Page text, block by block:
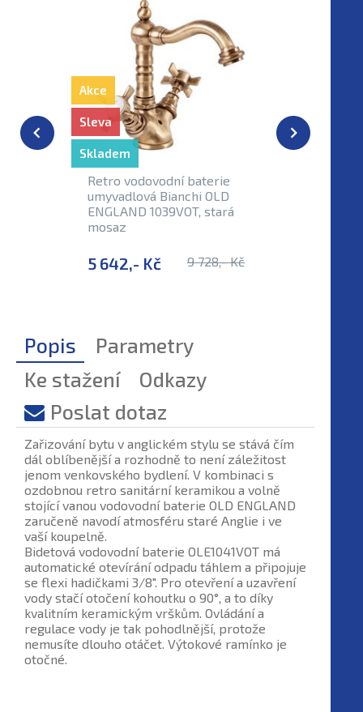
Retro vodovodní baterie
umyvadlová Bianchi OLD
ENGLAND 1039VOT, stará
mosaz
5 642,- Kč 9 728,- Kč
Akce
Sleva
Skladem
Popis
Parametry
Ke stažení
Odkazy
Poslat dotaz
Zařizování bytu v anglickém stylu se stává čím
dál oblíbenější a rozhodně to není záležitost
jenom venkovského bydlení. V kombinaci s
ozdobnou retro sanitární keramikou a volně
stojící vanou vodovodní baterie OLD ENGLAND
zaručeně navodí atmosféru staré Anglie i ve
vaší koupelně.
Bidetová vodovodní baterie OLE1041VOT má
automatické otevírání odpadu táhlem a připojuje
se flexi hadičkami 3/8". Pro otevření a uzavření
vody stačí otočení kohoutku o 90°, a to díky
kvalitním keramickým vrškům. Ovládání a
regulace vody je tak pohodlnější, protože
nemusíte dlouho otáčet. Výtokové ramínko je
otočné.